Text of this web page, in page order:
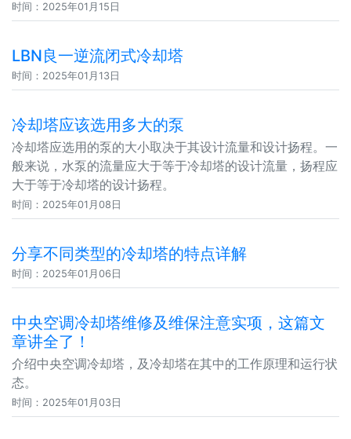
时间：2025年01月15日
LBN良一逆流闭式冷却塔
时间：2025年01月13日
冷却塔应该选用多大的泵
冷却塔应选用的泵的大小取决于其设计流量和设计扬程。一
般来说，水泵的流量应大于等于冷却塔的设计流量，扬程应
大于等于冷却塔的设计扬程。
时间：2025年01月08日
分享不同类型的冷却塔的特点详解
时间：2025年01月06日
中央空调冷却塔维修及维保注意实项，这篇文
章讲全了！
介绍中央空调冷却塔，及冷却塔在其中的工作原理和运行状
态。
时间：2025年01月03日